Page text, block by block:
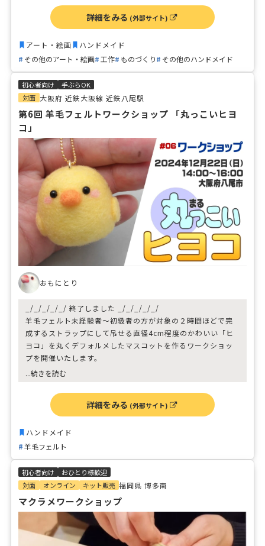
験レッスンは受け付けています。また他ではなかなか体験で
きないイベントも行っています。
詳細をみる (外部サイト)
アート・絵画
ハンドメイド
その他のアート・絵画
工作 ものづくり その他のハンドメイド
初心者向け
手ぶらOK
対面 大阪府 近鉄大阪線 近鉄八尾駅
第6回 羊毛フェルトワークショップ 「丸っこいヒヨ
コ」
おもにとり
_/_/_/_/_/ 終了しました _/_/_/_/_/
羊毛フェルト未経験者～初級者の方が対象の２時間ほどで完
成するストラップにして吊せる直径4cm程度のかわいい「ヒ
ヨコ」を丸くデフォルメしたマスコットを作るワークショッ
プを開催いたします。
開催時間：14:00～16:00（2時間）
開催場所：八尾プリズムホール 1Fオープンスペース（大阪府
定員人数：先着８名様
参加費用：500円／1人
参加方法：ウェブサイトより予約
対象者 ：未経験者～初級者で中学生以上の方
持参品 ：特になし
詳しくはウェブサイトをご覧下さい。
ご参加お待ちしております。
...続きを読む
詳細をみる (外部サイト)
ハンドメイド
羊毛フェルト
初心者向け
おひとり様歓迎
対面
オンライン キット販売 福岡県 博多南
マクラメワークショップ